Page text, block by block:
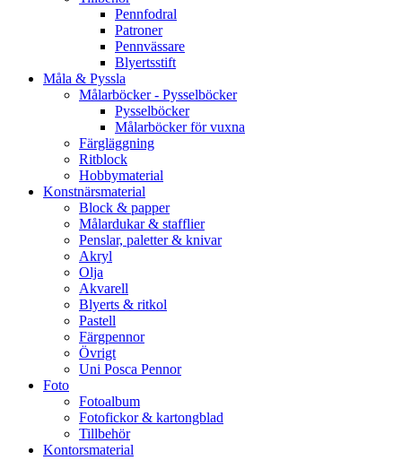
Pennfodral
Patroner
Pennvässare
Blyertsstift
Måla & Pyssla
Målarböcker - Pysselböcker
Pysselböcker
Målarböcker för vuxna
Färgläggning
Ritblock
Hobbymaterial
Konstnärsmaterial
Block & papper
Målardukar & stafflier
Penslar, paletter & knivar
Akryl
Olja
Akvarell
Blyerts & ritkol
Pastell
Färgpennor
Övrigt
Uni Posca Pennor
Foto
Fotoalbum
Fotofickor & kartongblad
Tillbehör
Kontorsmaterial